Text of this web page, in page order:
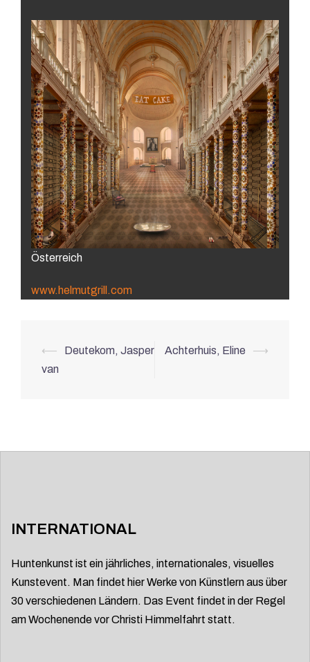
Österreich
www.helmutgrill.com
Beitrags-
Navigation
⟵
Deutekom, Jasper
van
Achterhuis, Eline ⟶
INTERNATIONAL
Huntenkunst ist ein jährliches, internationales, visuelles
Kunstevent. Man findet hier Werke von Künstlern aus über
30 verschiedenen Ländern. Das Event findet in der Regel
am Wochenende vor Christi Himmelfahrt statt.